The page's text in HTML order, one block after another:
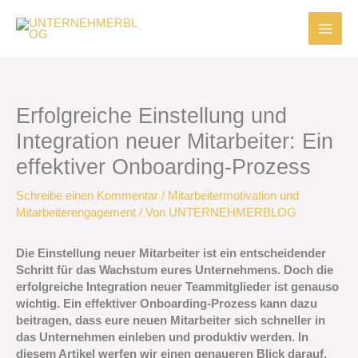
Inhalt
springen
Erfolgreiche Einstellung und
Integration neuer Mitarbeiter: Ein
effektiver Onboarding-Prozess
Schreibe einen Kommentar / Mitarbeitermotivation und
Mitarbeiterengagement / Von UNTERNEHMERBLOG
Die Einstellung neuer Mitarbeiter ist ein entscheidender
Schritt für das Wachstum eures Unternehmens. Doch die
erfolgreiche Integration neuer Teammitglieder ist genauso
wichtig. Ein effektiver Onboarding-Prozess kann dazu
beitragen, dass eure neuen Mitarbeiter sich schneller in
das Unternehmen einleben und produktiv werden. In
diesem Artikel werfen wir einen genaueren Blick darauf,